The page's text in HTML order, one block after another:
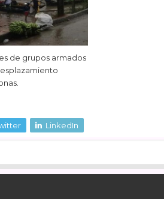
de grupos armados
LinkedIn